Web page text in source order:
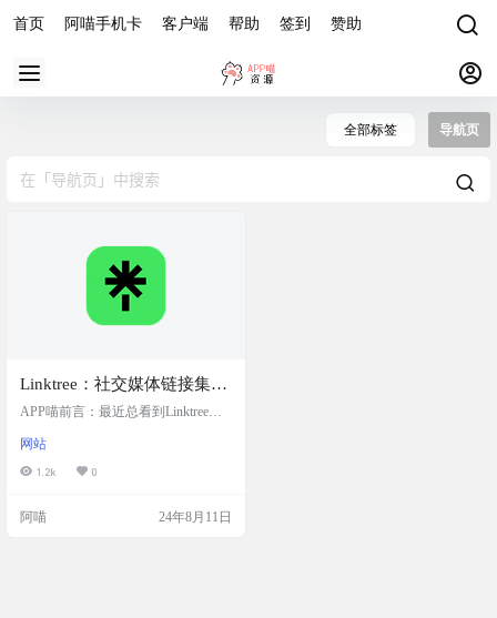
首页 阿喵手机卡 客户端 帮助 签到 赞助
全部标签 导航页
Linktree：社交媒体链接集合
发布工具，个人免费
APP喵前言：最近总看到Linktree的
航，也有写用来做主页导航。阿喵
我看了下，这个页面确实可以，针
具简介 Linktree 是一个多功能的社交
网站
1.2k 0
阿喵 24年8月11日